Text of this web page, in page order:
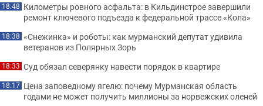
18:48 Километры ровного асфальта: в Кильдинстрое завершили
ремонт ключевого подъезда к федеральной трассе «Кола»
18:38 «Снежинка» и роботы: как мурманский депутат удивила
ветеранов из Полярных Зорь
18:33 Суд обязал северянку навести порядок в квартире
18:17 Цена заповедному ягелю: почему Мурманская область
годами не может получить миллионы за норвежских оленей